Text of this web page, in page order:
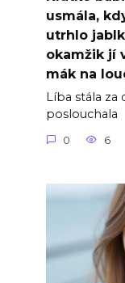
usmála,
utrhlo
okamžik jí
mák na
Líba stála
poslouchala
0 6